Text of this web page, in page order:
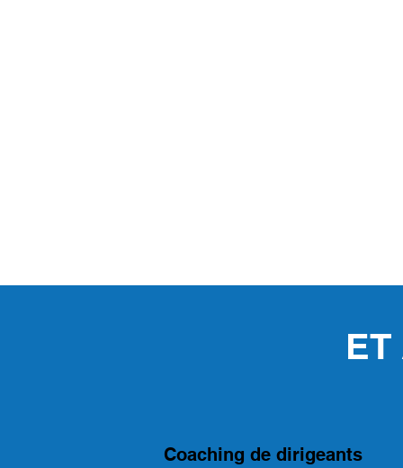
ET
Coaching de dirigeants